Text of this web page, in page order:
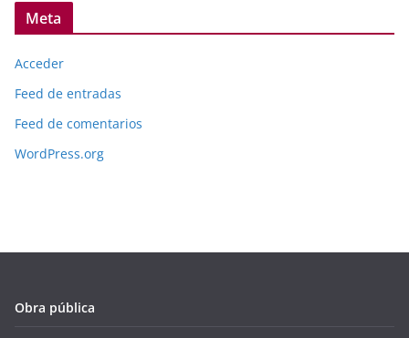
Meta
Acceder
Feed de entradas
Feed de comentarios
WordPress.org
Obra pública